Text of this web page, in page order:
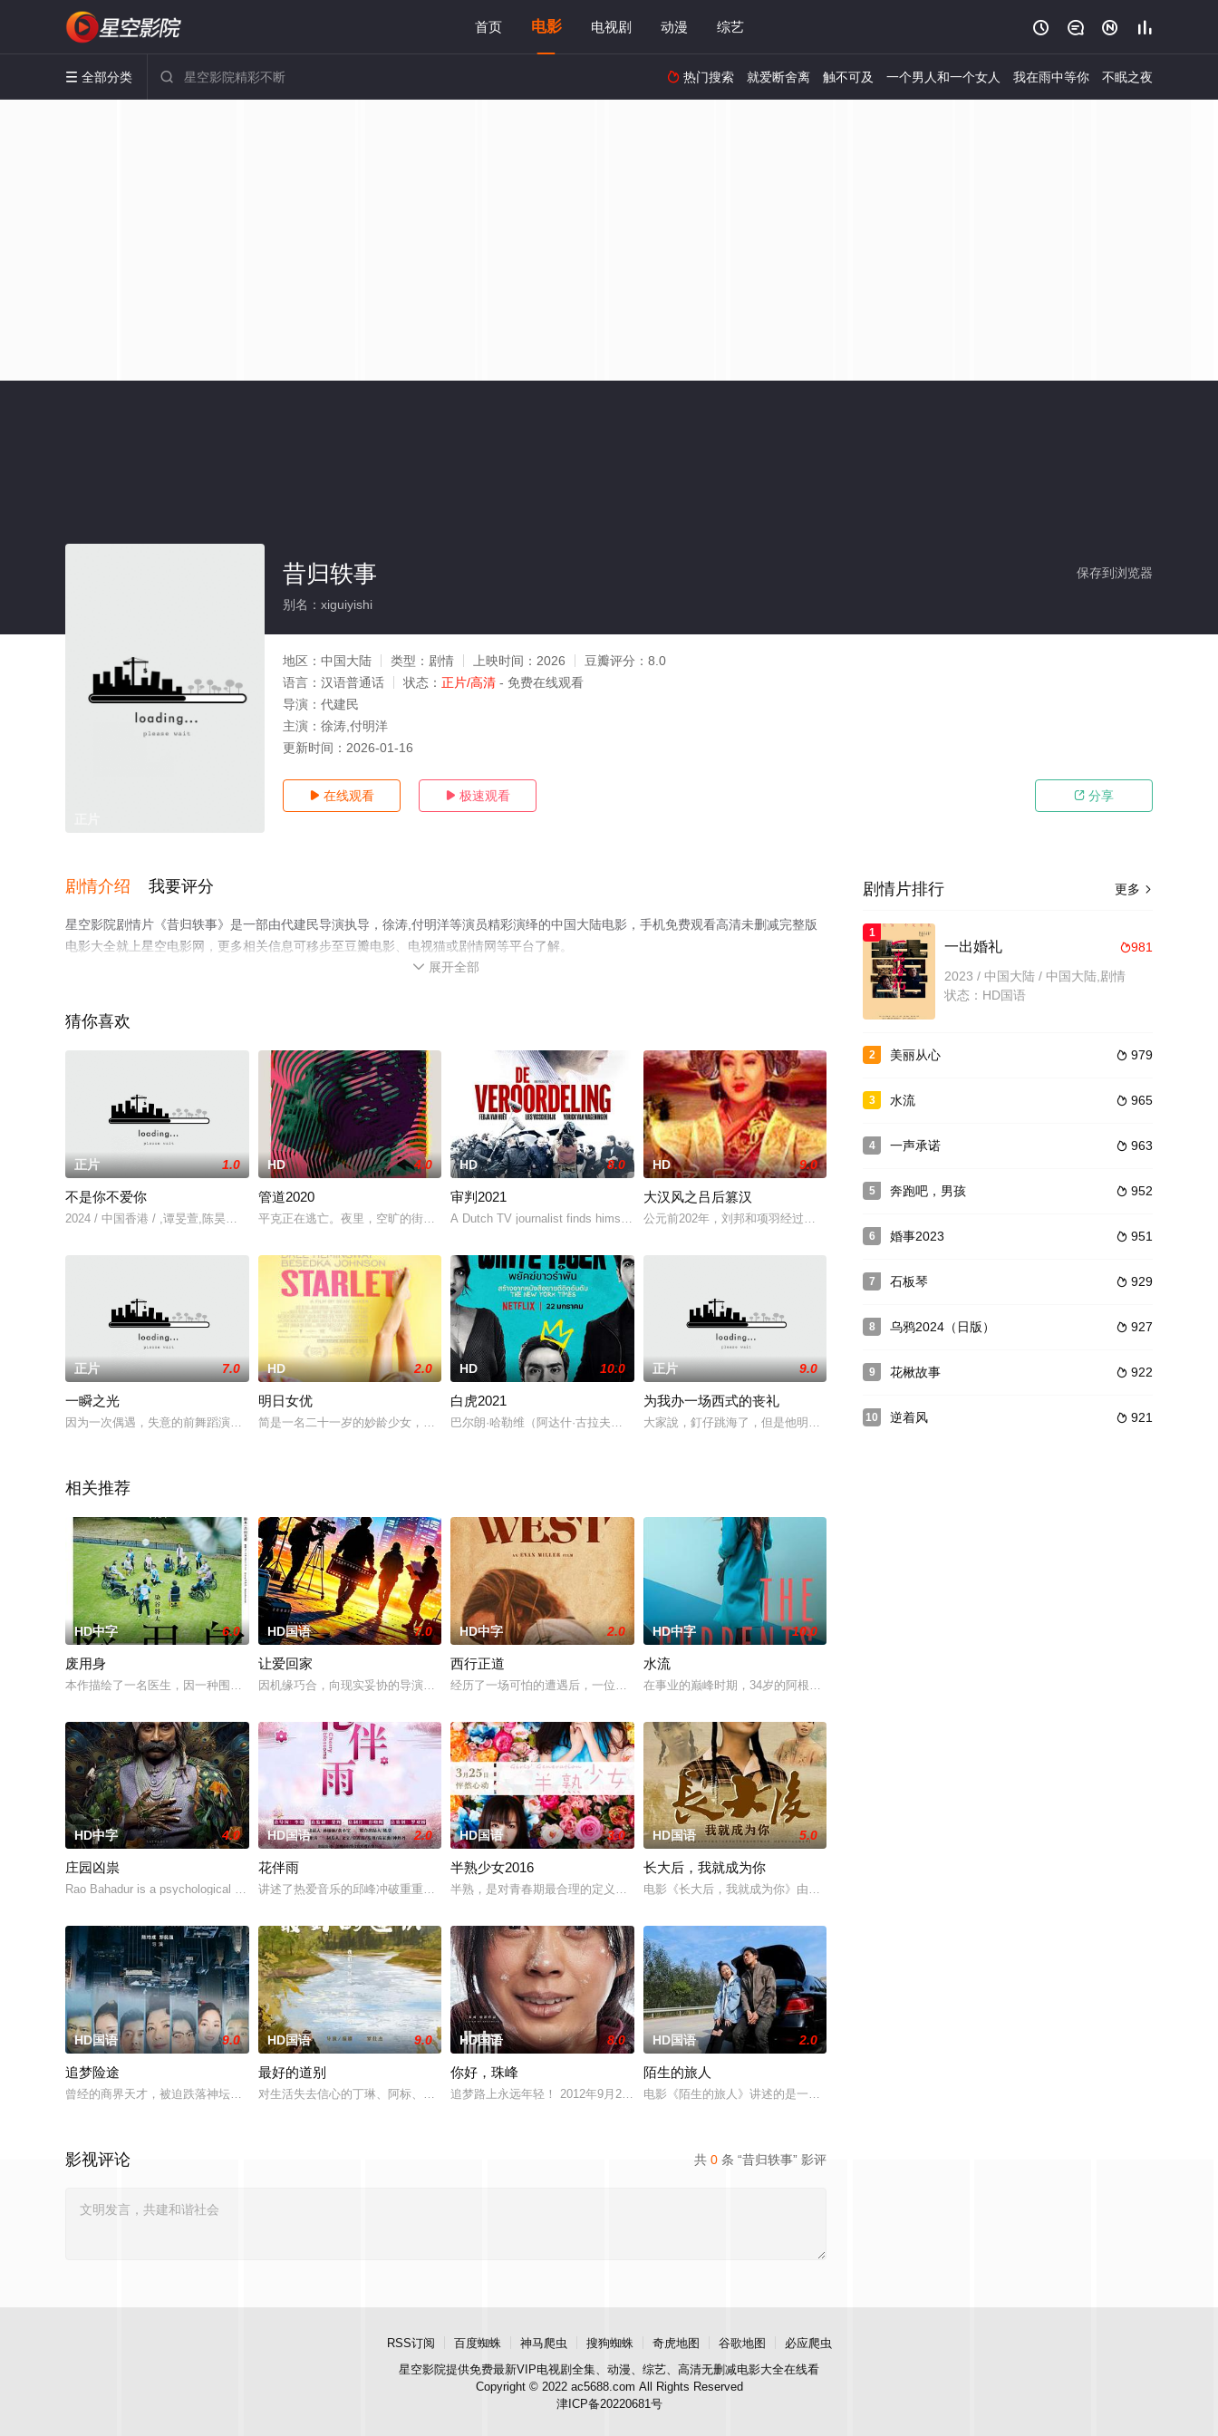
首页 电影 电视剧 动漫 综艺    
 全部分类   热门搜索 就爱断舍离 触不可及 一个男人和一个女人 我在雨中等你 不眠之夜
保存到浏览器
昔归轶事
别名：xiguiyishi
地区： 中国大陆 类型： 剧情 上映时间： 2026 豆瓣评分： 8.0
语言： 汉语普通话 状态： 正片/高清 - 免费在线观看
导演： 代建民
主演： 徐涛,付明洋
更新时间： 2026-01-16
 在线观看  极速观看  分享
剧情介绍 我要评分
星空影院剧情片《昔归轶事》是一部由代建民导演执导，徐涛,付明洋等演员精彩演绎的中国大陆电影，手机免费观看高清未删减完整版
电影大全就上星空电影网，更多相关信息可移步至豆瓣电影、电视猫或剧情网等平台了解。
 展开全部
猜你喜欢
正片 1.0
不是你不爱你
2024 / 中国香港 / ,谭旻萱,陈昊森,梁仲恒,蒋家旻
HD 4.0
管道2020
平克正在逃亡。夜里，空旷的街道上弥漫着末日的气息，整个城市似乎都在燃烧。麻醉剂在静脉和空气中打旋。他已经从某个“教士”领
HD 8.0
审判2021
A Dutch TV journalist finds himself challenging the police,
HD 9.0
大汉风之吕后篡汉
公元前202年，刘邦和项羽经过多年的争战之后，终于隔着广武涧水达成“楚河汉界”盟约，项羽放回胁迫在彭城
正片 7.0
一瞬之光
因为一次偶遇，失意的前舞蹈演员林亚楠试图在孤独的城市中寻找一个爱情的幻象，而蒋更生却在另一段感情里用自己的方式尽力挽回。
HD 2.0
明日女优
简是一名二十一岁的妙龄少女，心中怀揣着成为演员的梦想，她来到了位于加州的圣费尔南多谷。可是，成为演员哪里是这么简单的事？
HD 10.0
白虎2021
巴尔朗·哈勒维（阿达什·古拉夫饰）讲述了他从贫穷村民成长为当代印度成功企业家的史诗般、充满黑色幽默的人生历程。我们年轻的
正片 9.0
为我办一场西式的丧礼
大家說，釘仔跳海了，但是他明明就好端端站在我的面前。他用手語對我說：為我辦一場西式的喪禮。我一直
相关推荐
HD中字 6.0
废用身
本作描绘了一名医生，因一种围绕“废用身”——因瘫痪等原因已无恢复可能的四肢——的治疗方法，而一步步踏入在追求理想的理性与
HD国语 7.0
让爱回家
因机缘巧合，向现实妥协的导演朱达仁萌生拍一部《河南人在北京》电影的念头，在说服主编姚松、老乡韩战、二房东杨小强加入后，一
HD中字 2.0
西行正道
经历了一场可怕的遭遇后，一位小镇女子向疏远的哥哥借了钱，独自一人踏上穿越西德克萨斯州的旅程，寻求紧急医疗救助。一路上，她
HD中字 10.0
水流
在事业的巅峰时期，34岁的阿根廷造型师丽娜在瑞士的一场颁奖典礼后，被一种突如其来的冲动驱使。回到布
HD中字 4.0
庄园凶祟
Rao Bahadur is a psychological drama set against the backdro
HD国语 2.0
花伴雨
讲述了热爱音乐的邱峰冲破重重阻力，克服种种困难，组建乐队追求自己的音乐梦想，并走出了困住他的亲情隔阂，和父亲和解，自我成
HD国语 3.0
半熟少女2016
半熟，是对青春期最合理的定义，它是梦开始的地方，没有深思熟虑，只有最单纯的坚定，然而，在这个充满意外的年纪，未来似乎变得
HD国语 5.0
长大后，我就成为你
电影《长大后，我就成为你》由中共四川省第十一届党代表、第十二届中华慈善奖最具爱心慈善楷模张彦杰老
HD国语 9.0
追梦险途
曾经的商界天才，被迫跌落神坛。被那微不足道的成就麻醉过后他该如何面对现实，能改变他的命运的是谁？什么才是生命价值的真谛？
HD国语 9.0
最好的道别
对生活失去信心的丁琳、阿标、梁兴、林雪宜在网上相约轻生，他们来到一座偏僻的小镇，在小镇里他们经历了一些事情，使得他们对生
HD国语 8.0
你好，珠峰
追梦路上永远年轻！ 2012年9月28号，来自北京的27岁杭州姑娘杨晨，和她的小伙伴徒步尼泊尔珠峰南坡，追梦路上遭遇喜马
HD国语 2.0
陌生的旅人
电影《陌生的旅人》讲述的是一部关于叛逆女孩林西西与颓废的犯罪悬疑小说家方云生前往石牛寨所发生的故
共 0 条 “昔归轶事” 影评
影视评论
更多 
剧情片排行
1
981
一出婚礼
2023 / 中国大陆 / 中国大陆,剧情
状态：HD国语
2  979
美丽从心
3  965
水流
4  963
一声承诺
5  952
奔跑吧，男孩
6  951
婚事2023
7  929
石板琴
8  927
乌鸦2024（日版）
9  922
花楸故事
10  921
逆着风
RSS订阅 百度蜘蛛 神马爬虫 搜狗蜘蛛 奇虎地图 谷歌地图
必应爬虫
星空影院提供免费最新VIP电视剧全集、动漫、综艺、高清无删减电影大全在线看
Copyright © 2022 ac5688.com All Rights Reserved
津ICP备20220681号